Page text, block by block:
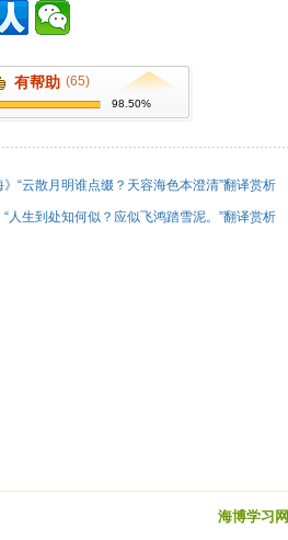
有帮助 (65)
98.50%
“云散月明谁点缀？天容海色本澄清”翻译赏析
人生到处知何似？应似飞鸿踏雪泥。”翻译赏析
海博学习网